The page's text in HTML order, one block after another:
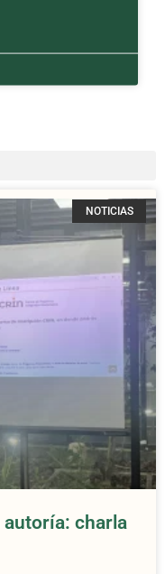
NOTICIAS
autoría: charla